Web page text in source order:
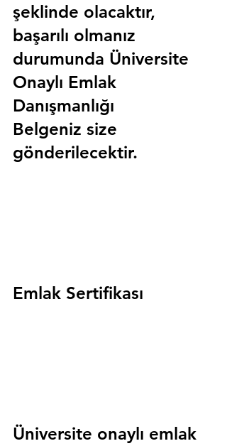
şeklinde olacaktır,
başarılı olmanız
durumunda Üniversite
Onaylı Emlak
Danışmanlığı
Belgeniz size
gönderilecektir.
Emlak Sertifikası
Üniversite onaylı emlak